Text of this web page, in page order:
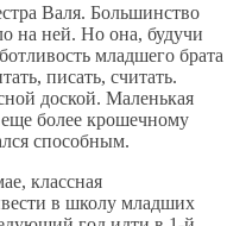
Валя. Большинство
на ней. Но она, будучи
младшего брата
писать, считать.
доской. Маленькая
более крошечному
способным.
классная
в школу младших